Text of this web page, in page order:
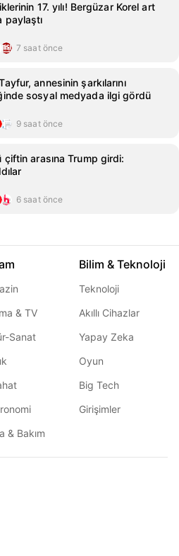
17. yılı! Bergüzar Korel art
paylaştı
7 saat önce
annesinin şarkılarını
sosyal medyada ilgi gördü
9 saat önce
çiftin arasına Trump girdi:
6 saat önce
& TV
Sanat
& Bakım
Bilim & Teknoloji
Teknoloji
Akıllı Cihazlar
Yapay Zeka
Oyun
Big Tech
Girişimler